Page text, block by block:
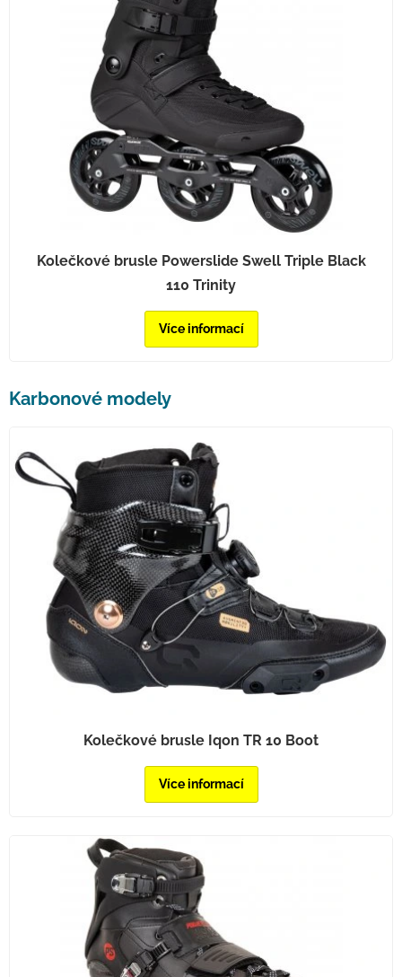
Kolečkové brusle Powerslide Swell Triple Black
110 Trinity
Více informací
Karbonové modely
Kolečkové brusle Iqon TR 10 Boot
Více informací